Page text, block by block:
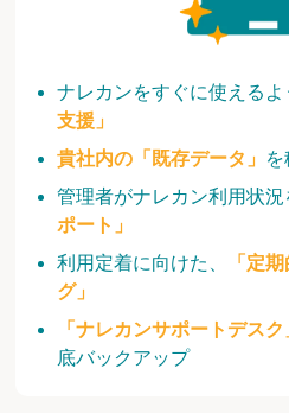
ナレカンをすぐに使えるよ
支援」
貴社内の「既存データ」
管理者がナレカン利用状況
ポート」
利用定着に向けた、
「定
グ」
「ナレカンサポートデスク
底バックアップ